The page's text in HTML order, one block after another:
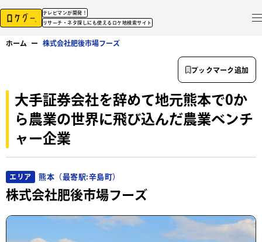
テレビマンが開発！
リサーチ・ネタ探しにも使えるロケ地検索サイト
ホーム ー 株式会社肥後市場フーズ
大手証券会社を辞めて地元熊本で0か
ら農業の世界に飛び込んだ農業ベンチ
ャー企業
エリア 熊本（最寄駅:辛島町）
株式会社肥後市場フーズ
ブックマーク追加